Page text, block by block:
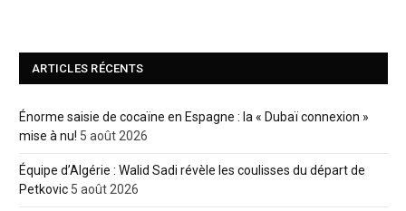
ARTICLES RÉCENTS
Énorme saisie de cocaïne en Espagne : la « Dubaï connexion »
mise à nu! 5 août 2026
Équipe d’Algérie : Walid Sadi révèle les coulisses du départ de
Petkovic 5 août 2026